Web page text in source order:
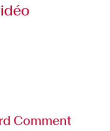
Comment